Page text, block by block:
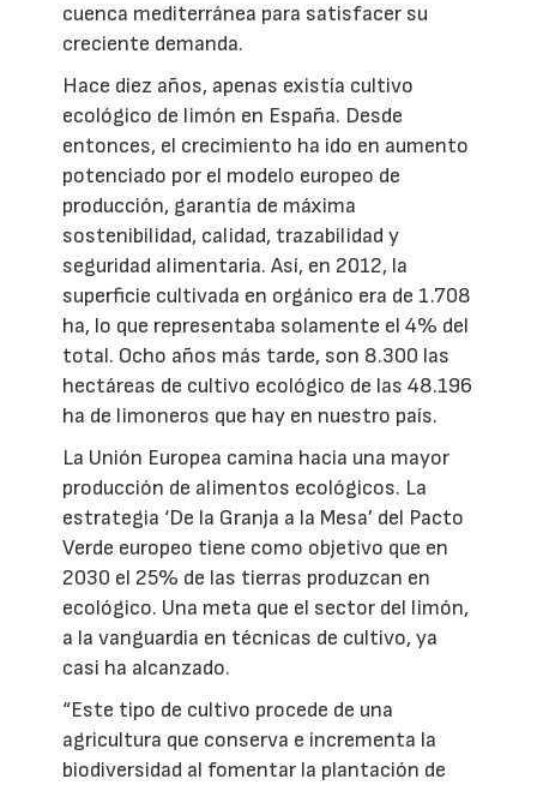
cuenca mediterránea para satisfacer su
creciente demanda.
Hace diez años, apenas existía cultivo
ecológico de limón en España. Desde
entonces, el crecimiento ha ido en aumento
potenciado por el modelo europeo de
producción, garantía de máxima
sostenibilidad, calidad, trazabilidad y
seguridad alimentaria. Así, en 2012, la
superficie cultivada en orgánico era de 1.708
ha, lo que representaba solamente el 4% del
total. Ocho años más tarde, son 8.300 las
hectáreas de cultivo ecológico de las 48.196
ha de limoneros que hay en nuestro país.
La Unión Europea camina hacia una mayor
producción de alimentos ecológicos. La
estrategia ‘De la Granja a la Mesa’ del Pacto
Verde europeo tiene como objetivo que en
2030 el 25% de las tierras produzcan en
ecológico. Una meta que el sector del limón,
a la vanguardia en técnicas de cultivo, ya
casi ha alcanzado.
“Este tipo de cultivo procede de una
agricultura que conserva e incrementa la
biodiversidad al fomentar la plantación de